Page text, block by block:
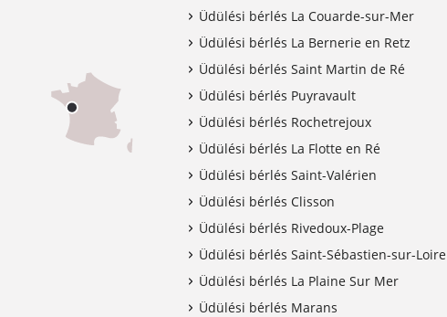
Üdülési bérlés La Couarde-sur-Mer
Üdülési bérlés La Bernerie en Retz
Üdülési bérlés Saint Martin de Ré
Üdülési bérlés Puyravault
Üdülési bérlés Rochetrejoux
Üdülési bérlés La Flotte en Ré
Üdülési bérlés Saint-Valérien
Üdülési bérlés Clisson
Üdülési bérlés Rivedoux-Plage
Üdülési bérlés Saint-Sébastien-sur-Loire
Üdülési bérlés La Plaine Sur Mer
Üdülési bérlés Marans